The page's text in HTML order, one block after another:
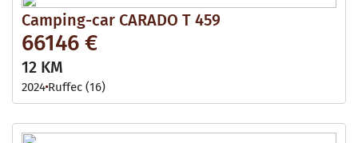
Camping-car CARADO T 459
66146 €
12 KM
2024 Ruffec (16)